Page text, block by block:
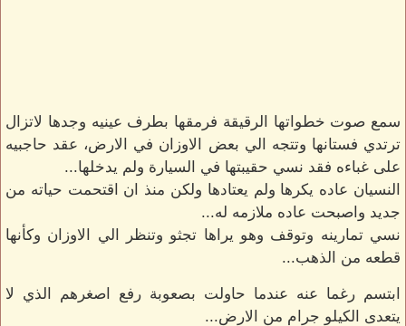
سمع صوت خطواتها الرقيقة فرمقها بطرف عينيه وجدها لاتزال
ترتدي فستانها وتتجه الي بعض الاوزان في الارض، عقد حاجبيه
على غباءه فقد نسي حقيبتها في السيارة ولم يدخلها...
النسيان عاده يكرها ولم يعتادها ولكن منذ ان اقتحمت حياته من
جديد واصبحت عاده ملازمه له...
نسي تمارينه وتوقف وهو يراها تجثو وتنظر الي الاوزان وكأنها
قطعه من الذهب...
ابتسم رغما عنه عندما حاولت بصعوبة رفع اصغرهم الذي لا
يتعدى الكيلو جرام من الارض...